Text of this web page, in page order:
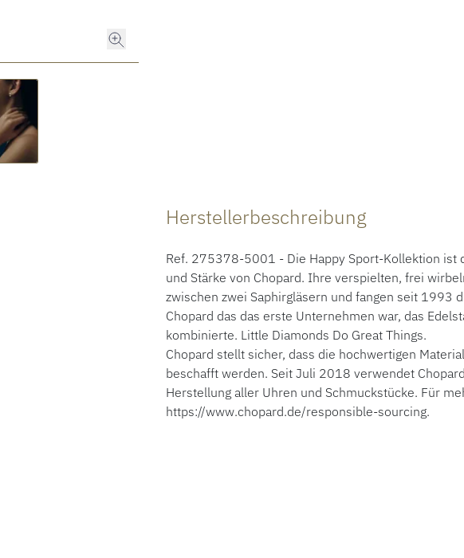
Herstellerbeschreibung
Ref. 275378-5001 - Die Happy Sport-Kollektion ist
und Stärke von Chopard. Ihre verspielten, frei
zwischen zwei Saphirgläsern und fangen seit 1993
Chopard das das erste Unternehmen war, das
kombinierte. Little Diamonds Do Great Things.
Chopard stellt sicher, dass die hochwertigen
beschafft werden. Seit Juli 2018 verwendet
Herstellung aller Uhren und Schmuckstücke. Für
https://www.chopard.de/responsible-sourcing.